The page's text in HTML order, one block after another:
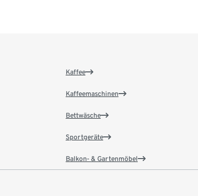
Kaffee
Kaffeemaschinen
Bettwäsche
Sportgeräte
Balkon- & Gartenmöbel